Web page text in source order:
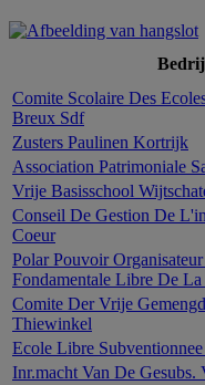
Comite Scolaire Des
Breux Sdf
Zusters Paulinen Kortrijk
Association Patrimoniale
Vrije Basisschool
Conseil De Gestion De
Coeur
Polar Pouvoir
Fondamentale Libre De
Comite Der Vrije
Thiewinkel
Ecole Libre
Inr.macht Van De